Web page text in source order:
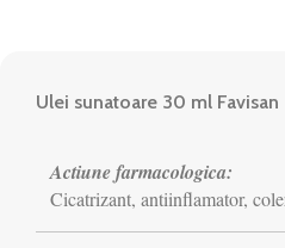
Ulei sunatoare 30 ml Favisan
Actiune farmacologica:
Cicatrizant, antiinflamator,